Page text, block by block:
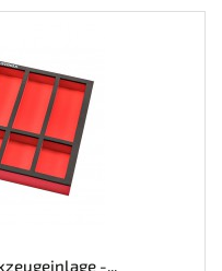
-...